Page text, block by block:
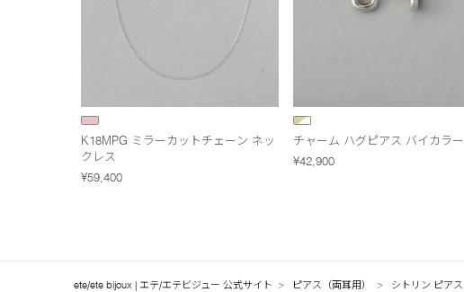
K18MPG ミラーカットチェーン ネッ
クレス
¥59,400
チャーム ハグピアス バイカラー
¥42,900
ete/ete bijoux | エテ/エテビジュー 公式サイト ピアス（両耳用） シトリン ピアス